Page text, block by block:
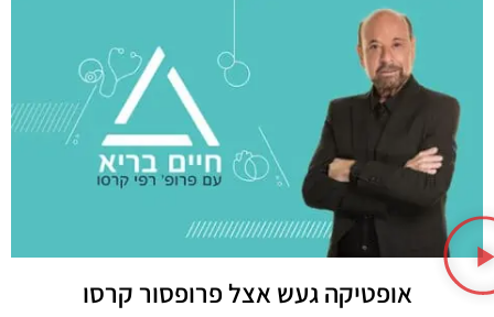
אופטיקה געש אצל פרופסור קרסו